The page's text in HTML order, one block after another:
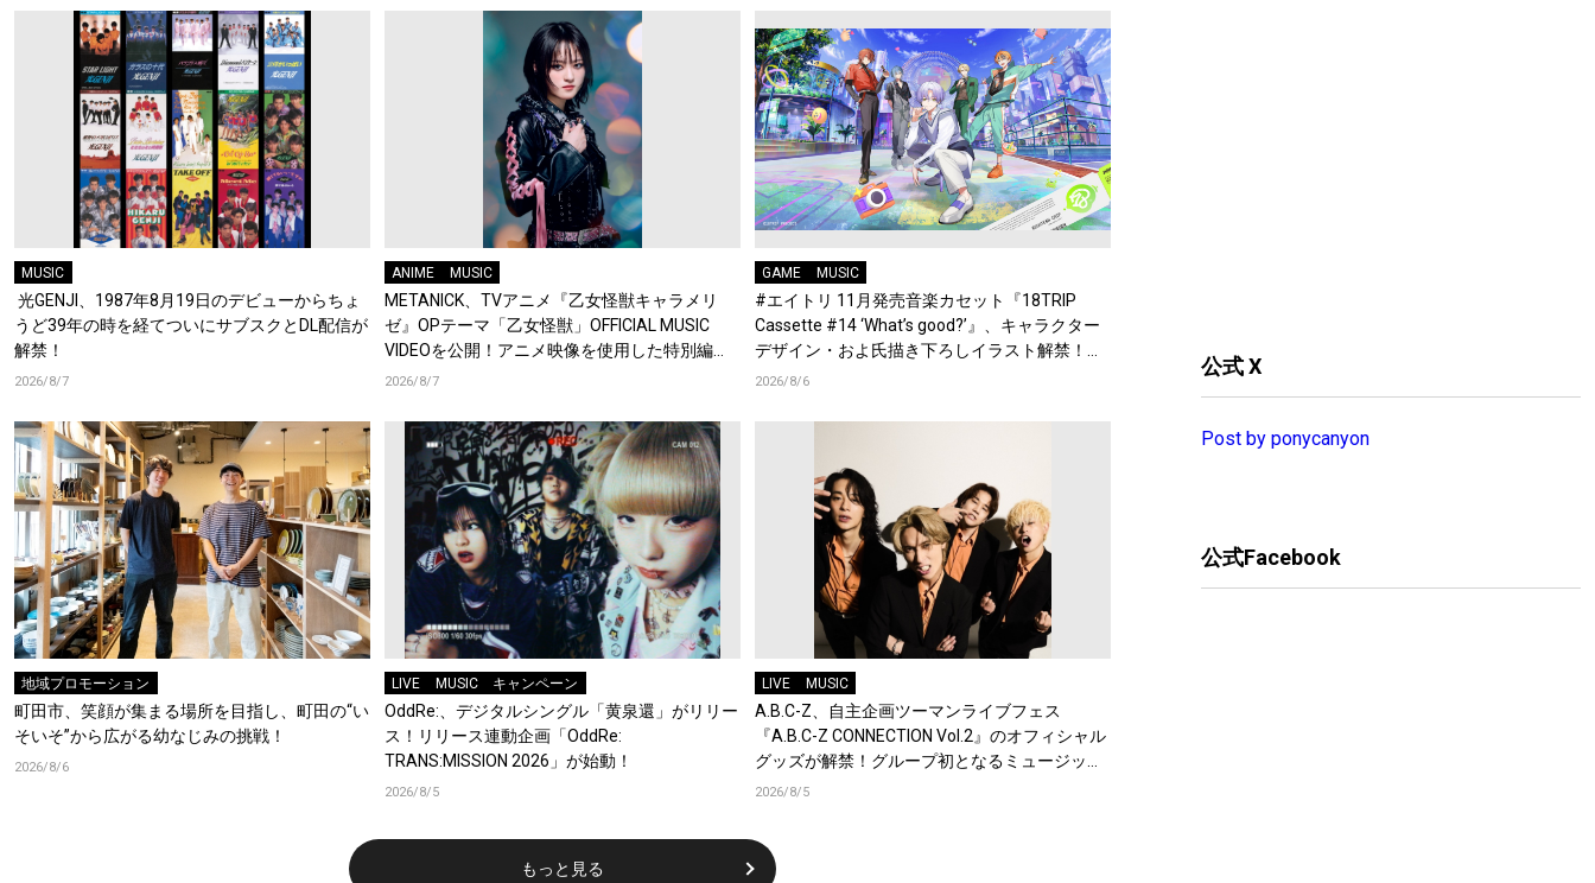
MUSIC
光GENJI、1987年8月19日のデビューからちょ
うど39年の時を経てついにサブスクとDL配信が
解禁！
2026/8/7
ANIME MUSIC
METANICK、TVアニメ『乙女怪獣キャラメリ
ゼ』OPテーマ「乙女怪獣」OFFICIAL MUSIC
VIDEOを公開！アニメ映像を使用した特別編
集！
2026/8/7
GAME MUSIC
#エイトリ 11月発売音楽カセット『18TRIP
Cassette #14 ‘What’s good?’』、キャラクター
デザイン・およ氏描き下ろしイラスト解禁！特
典Blu-rayには『HAMAツアーズ全体会議』が収
2026/8/6
地域プロモーション
町田市、笑顔が集まる場所を目指し、町田の“い
そいそ”から広がる幼なじみの挑戦！
2026/8/6
LIVE MUSIC キャンペーン
OddRe:、デジタルシングル「黄泉還」がリリー
ス！リリース連動企画「OddRe:
TRANS:MISSION 2026」が始動！
2026/8/5
LIVE MUSIC
A.B.C-Z、自主企画ツーマンライブフェス
『A.B.C-Z CONNECTION Vol.2』のオフィシャル
グッズが解禁！グループ初となるミュージック
キーチェーンが登場！
2026/8/5
もっと見る
公式 X
Post by ponycanyon
公式Facebook